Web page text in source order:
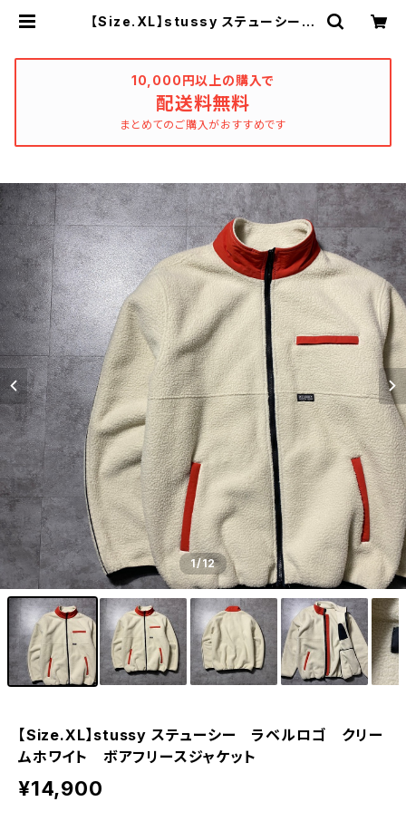
【Size.XL】stussy ステューシー
g_katharsis
10,000円以上の購入で
配送料無料
まとめてのご購入がおすすめです
1/12
【Size.XL】stussy ステューシー ラベルロゴ クリー
ムホワイト ボアフリースジャケット
¥14,900